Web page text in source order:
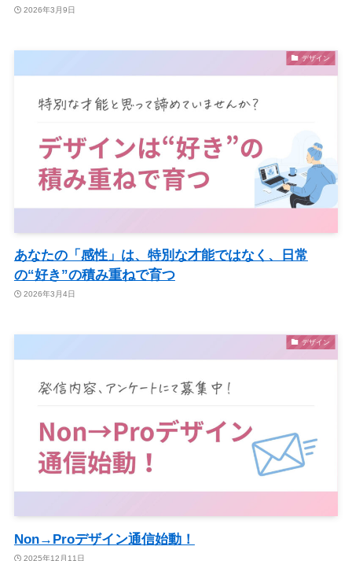
2026年3月9日
デザイン
あなたの「感性」は、特別な才能ではなく、日常
の“好き”の積み重ねで育つ
2026年3月4日
デザイン
Non→Proデザイン通信始動！
2025年12月11日